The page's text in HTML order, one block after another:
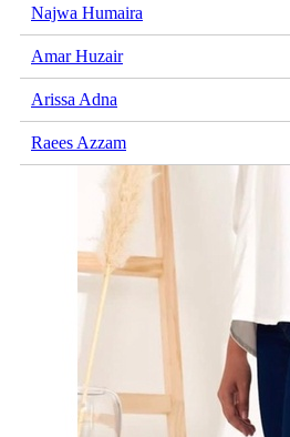
Najwa Humaira
Amar Huzair
Arissa Adna
Raees Azzam